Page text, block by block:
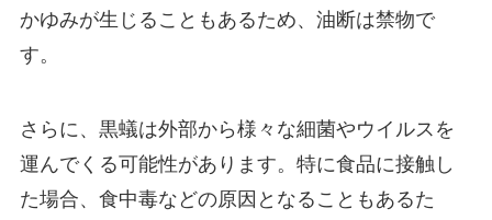
かゆみが生じることもあるため、油断は禁物で
す。
さらに、黒蟻は外部から様々な細菌やウイルスを
運んでくる可能性があります。特に食品に接触し
た場合、食中毒などの原因となることもあるた